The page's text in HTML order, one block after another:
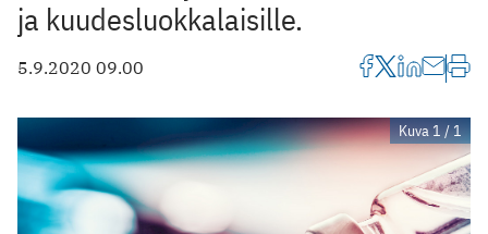
ja kuudesluokkalaisille.
5.9.2020 09.00
Kuva 1 / 1